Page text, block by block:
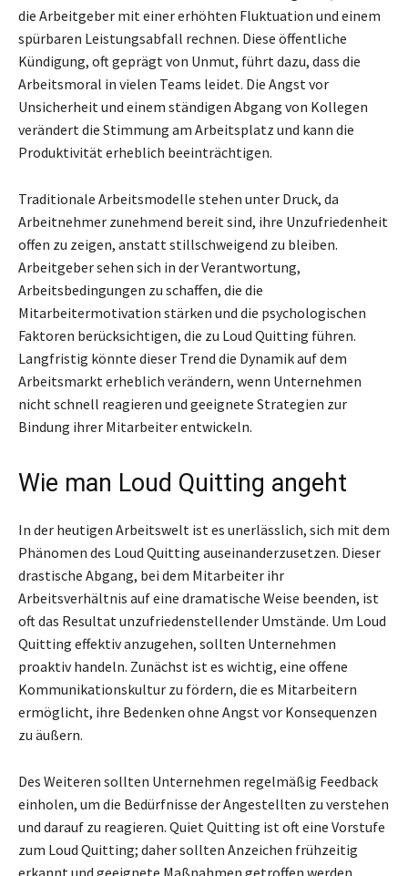
die Arbeitgeber mit einer erhöhten Fluktuation und einem
spürbaren Leistungsabfall rechnen. Diese öffentliche
Kündigung, oft geprägt von Unmut, führt dazu, dass die
Arbeitsmoral in vielen Teams leidet. Die Angst vor
Unsicherheit und einem ständigen Abgang von Kollegen
verändert die Stimmung am Arbeitsplatz und kann die
Produktivität erheblich beeinträchtigen.
Traditionale Arbeitsmodelle stehen unter Druck, da
Arbeitnehmer zunehmend bereit sind, ihre Unzufriedenheit
offen zu zeigen, anstatt stillschweigend zu bleiben.
Arbeitgeber sehen sich in der Verantwortung,
Arbeitsbedingungen zu schaffen, die die
Mitarbeitermotivation stärken und die psychologischen
Faktoren berücksichtigen, die zu Loud Quitting führen.
Langfristig könnte dieser Trend die Dynamik auf dem
Arbeitsmarkt erheblich verändern, wenn Unternehmen
nicht schnell reagieren und geeignete Strategien zur
Bindung ihrer Mitarbeiter entwickeln.
Wie man Loud Quitting angeht
In der heutigen Arbeitswelt ist es unerlässlich, sich mit dem
Phänomen des Loud Quitting auseinanderzusetzen. Dieser
drastische Abgang, bei dem Mitarbeiter ihr
Arbeitsverhältnis auf eine dramatische Weise beenden, ist
oft das Resultat unzufriedenstellender Umstände. Um Loud
Quitting effektiv anzugehen, sollten Unternehmen
proaktiv handeln. Zunächst ist es wichtig, eine offene
Kommunikationskultur zu fördern, die es Mitarbeitern
ermöglicht, ihre Bedenken ohne Angst vor Konsequenzen
zu äußern.
Des Weiteren sollten Unternehmen regelmäßig Feedback
einholen, um die Bedürfnisse der Angestellten zu verstehen
und darauf zu reagieren. Quiet Quitting ist oft eine Vorstufe
zum Loud Quitting; daher sollten Anzeichen frühzeitig
erkannt und geeignete Maßnahmen getroffen werden.